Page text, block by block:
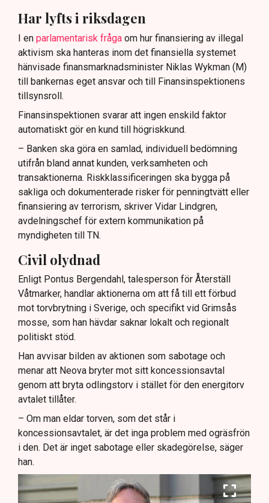
Har lyfts i riksdagen
I en parlamentarisk fråga om hur finansiering av illegal
aktivism ska hanteras inom det finansiella systemet
hänvisade finansmarknadsminister Niklas Wykman (M)
till bankernas eget ansvar och till Finansinspektionens
tillsynsroll.
Finansinspektionen svarar att ingen enskild faktor
automatiskt gör en kund till högriskkund.
– Banken ska göra en samlad, individuell bedömning
utifrån bland annat kunden, verksamheten och
transaktionerna. Riskklassificeringen ska bygga på
sakliga och dokumenterade risker för penningtvätt eller
finansiering av terrorism, skriver Vidar Lindgren,
avdelningschef för extern kommunikation på
myndigheten till TN.
Civil olydnad
Enligt Pontus Bergendahl, talesperson för Återställ
Våtmarker, handlar aktionerna om att få till ett förbud
mot torvbrytning i Sverige, och specifikt vid Grimsås
mosse, som han hävdar saknar lokalt och regionalt
politiskt stöd.
Han avvisar bilden av aktionen som sabotage och
menar att Neova bryter mot sitt koncessionsavtal
genom att bryta odlingstorv i stället för den energitorv
avtalet tillåter.
– Om man eldar torven, som det står i
koncessionsavtalet, är det inga problem med ogräsfrön
i den. Det är inget sabotage eller skadegörelse, säger
han.